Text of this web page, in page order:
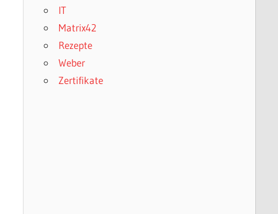
IT
Matrix42
Rezepte
Weber
Zertifikate